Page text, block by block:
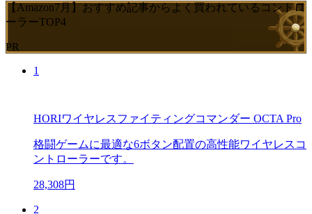
【Amazon7月】おすすめ記事からよく買われているコントロ
ーラーTOP4
PR
1
HORIワイヤレスファイティングコマンダー OCTA Pro
格闘ゲームに最適な6ボタン配置の高性能ワイヤレスコ
ントローラーです。
28,308円
2